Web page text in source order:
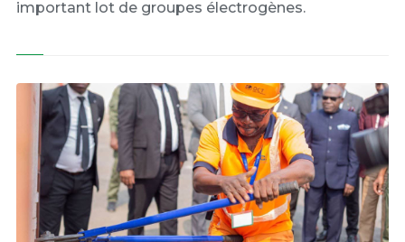
important lot de groupes électrogènes.